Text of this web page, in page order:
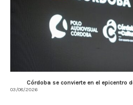
Córdoba se convierte en el epicentro
03/08/2026